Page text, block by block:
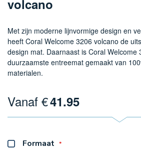
begin
de
afbeeldingen-
gallerij
volcano
Met zijn moderne lijnvormige design en
heeft Coral Welcome 3206 volcano de
design mat. Daarnaast is Coral Welcome
duurzaamste entreemat gemaakt van
materialen.
Vanaf €41.95
Formaat